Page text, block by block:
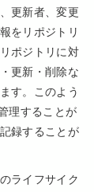
更新者、変更
をリポジトリ
ポジトリに対
更新・削除な
す。このよう
理することが
録することが
ライフサイク